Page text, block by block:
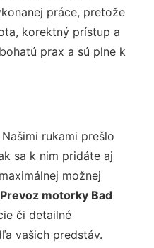
práce, pretože
korektný prístup a
prax a sú plne k
rukami prešlo
sa k nim pridáte aj
možnej
Prevoz motorky Bad
či detailné
vašich predstáv.